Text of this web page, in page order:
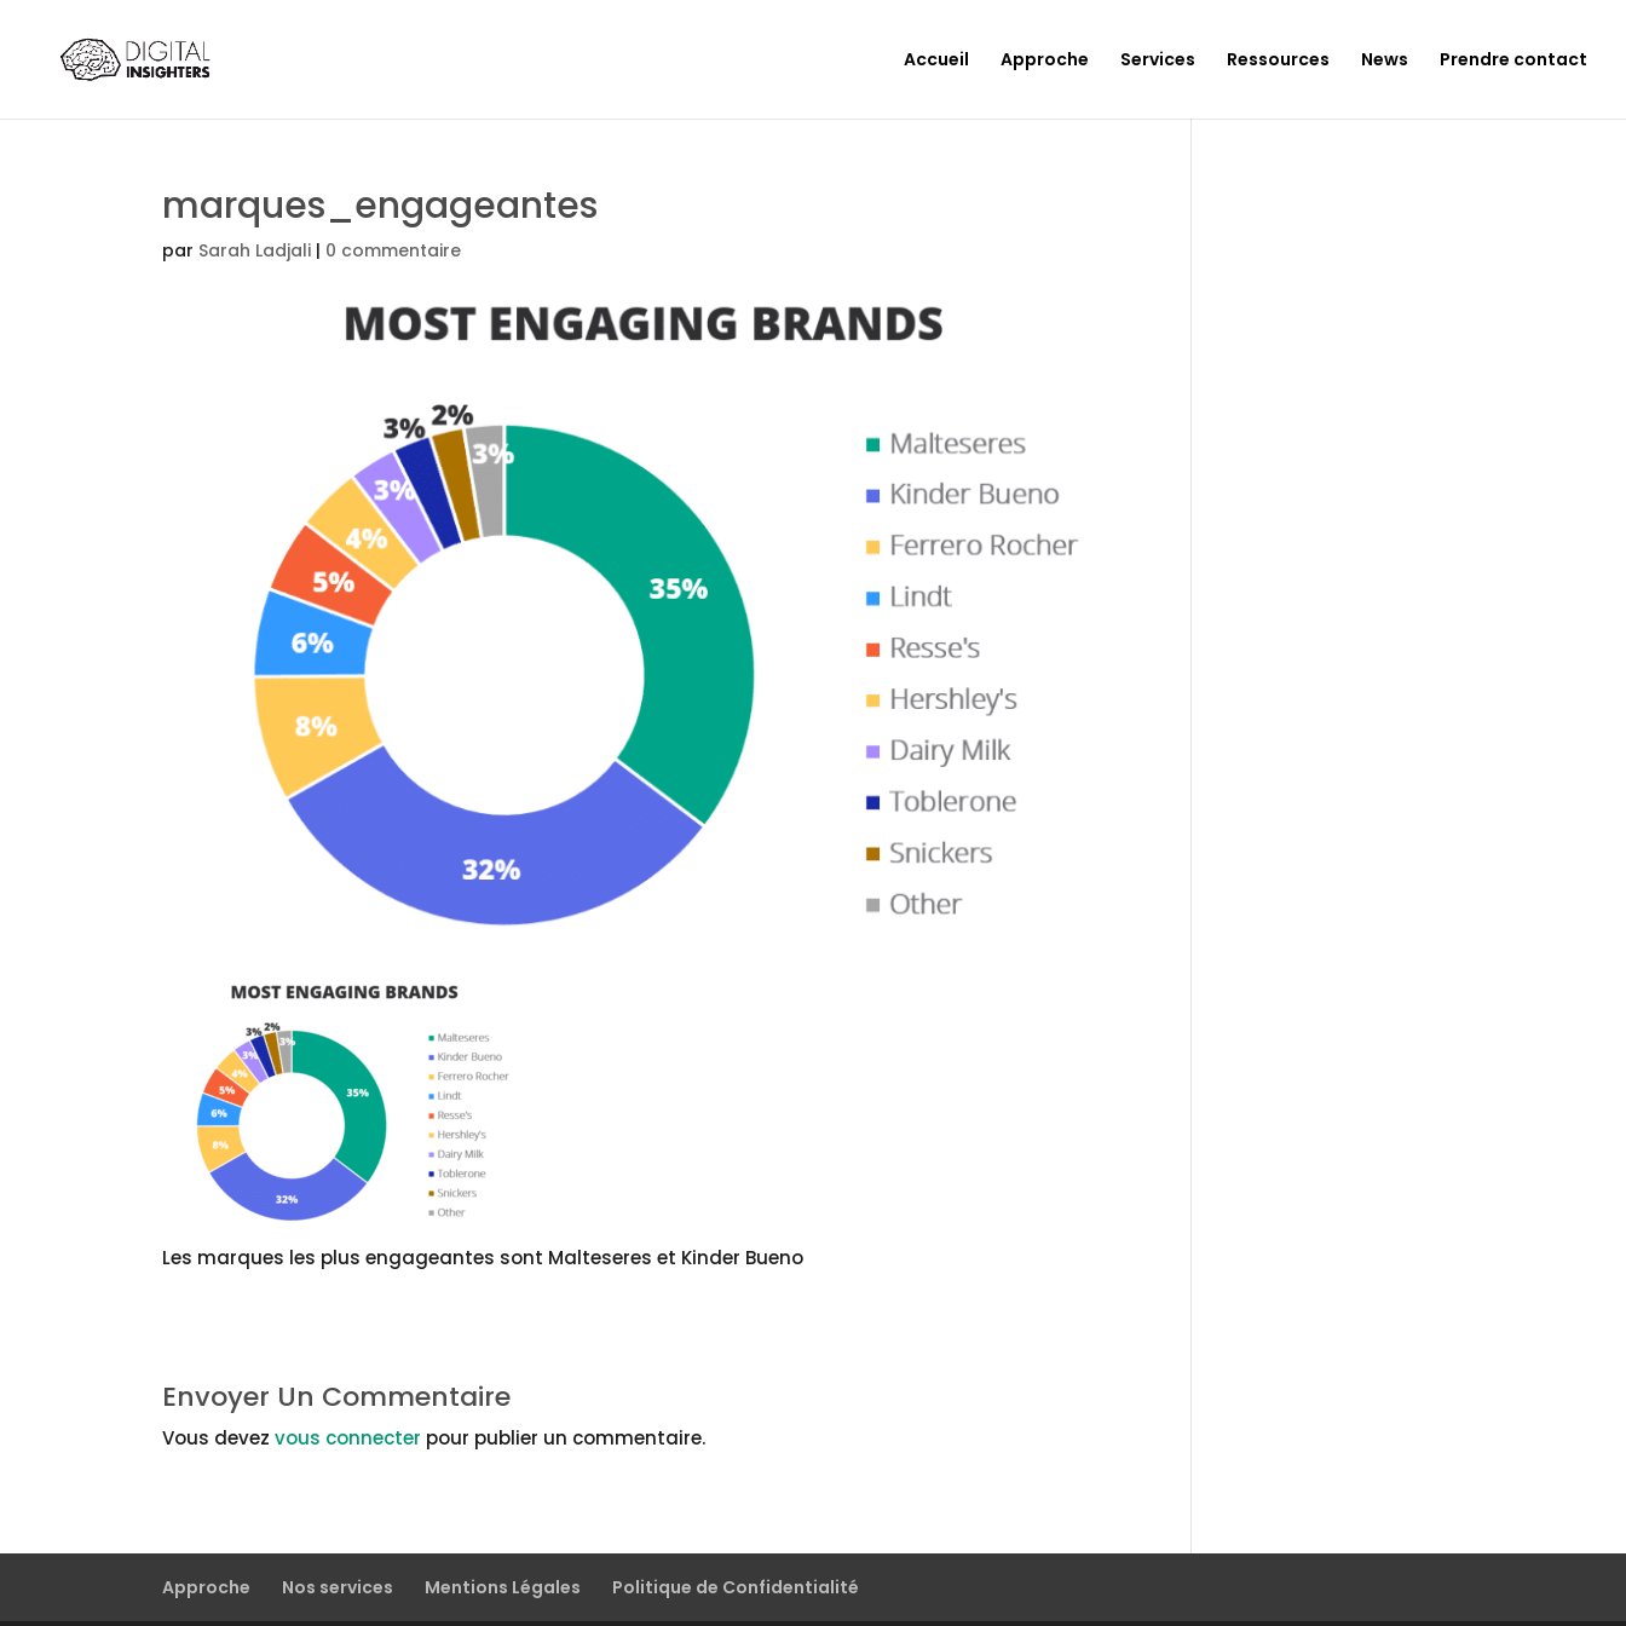
Accueil Approche Services Ressources News Prendre contact
marques_engageantes
par Sarah Ladjali | 0 commentaire
Les marques les plus engageantes sont Malteseres et Kinder Bueno
Envoyer Un Commentaire
Vous devezvous connecter pour publier un commentaire.
Approche Nos services Mentions Légales Politique de Confidentialité